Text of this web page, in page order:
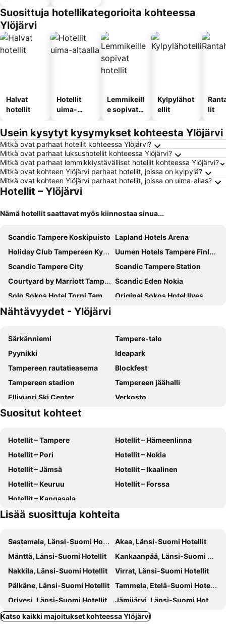
Suosittuja hotellikategorioita kohteessa
Ylöjärvi
Halvat
hotellit
Hotellit
uima-
Lemmikeill
e sopivat
Kylpylähot
ellit
lit
Usein kysytyt kysymykset kohteesta Ylöjärvi
Mitkä ovat parhaat hotellit kohteessa Ylöjärvi?
Mitkä ovat parhaat luksushotellit kohteessa Ylöjärvi?
Mitkä ovat parhaat lemmikkiystävälliset hotellit kohteessa Ylöjärvi?
Mitkä ovat kohteen Ylöjärvi parhaat hotellit, joissa on kylpylä?
Mitkä ovat kohteen Ylöjärvi parhaat hotellit, joissa on uima-allas?
Hotellit – Ylöjärvi
Nämä hotellit saattavat myös kiinnostaa sinua...
Scandic Tampere Koskipuisto Lapland Hotels Arena
Holiday Club Tampereen Kylpylä
Uumen Hotels Tampere Finlayson
Scandic Tampere City
Scandic Tampere Station
Courtyard by Marriott Tampere City
Scandic Eden Nokia
Solo Sokos Hotel Torni Tampere
Original Sokos Hotel Ilves
Scandic Rosendahl
Hotel Citi Inn
Norlandia Tampere Hotel
H28 - Hotel, Apartments and Suites by UHANDA
Hotel Kauppi
Mango Hotel
Hotel Hermica
Original Sokos Hotel Villa
Hotelli Ville
Hotel Lamminpää
Hotelli Iisoppi
Kesähotelli Aurora
Hotelli Vaakko
Oma Hotelli
Hotel Urkin Piilopirtti
Kokoushotelli Murikanranta
Kotimaailma Tampere
Theater and Beach Apartment
Finn
Nähtävyydet - Ylöjärvi
Särkänniemi
Tampere-talo
Pyynikki
Ideapark
Tampereen rautatieasema
Blockfest
Tampereen stadion
Tampereen jäähalli
Ellivuori Ski Center
Verkosto
Tampere–Pirkkala Airport
Tampereen taidemessut
Alihankinta
Tampereen yliopisto
Kotimaan Matkailumessut
Rauhaniemi
Kädentaidot
Mustavuoren laskettelukeskus
Vakoilumuseo
Tampereen tuomiokirkko
GARDEN AND HOBBY
Tampereen ortodoksinen kirkko
Suositut kohteet
Hotellit – Tampere
Hotellit – Hämeenlinna
Hotellit – Pori
Hotellit – Nokia
Hotellit – Jämsä
Hotellit – Ikaalinen
Hotellit – Keuruu
Hotellit – Forssa
Hotellit – Kangasala
Lisää suosittuja kohteita
Sastamala, Länsi-Suomi Hotellit
Akaa, Länsi-Suomi Hotellit
Mänttä, Länsi-Suomi Hotellit
Kankaanpää, Länsi-Suomi Hotellit
Nakkila, Länsi-Suomi Hotellit
Virrat, Länsi-Suomi Hotellit
Pälkäne, Länsi-Suomi Hotellit
Tammela, Etelä-Suomi Hotellit
Orivesi, Länsi-Suomi Hotellit
Jämijärvi, Länsi-Suomi Hotellit
Kokemäki, Länsi-Suomi Hotellit
Harjavalta, Länsi-Suomi Hotellit
Katso kaikki majoitukset kohteessa Ylöjärvi